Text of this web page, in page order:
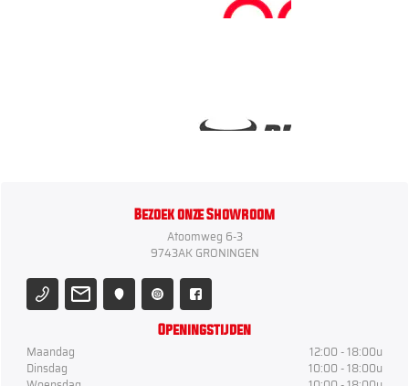
Bezoek onze Showroom
Atoomweg 6-3
9743AK GRONINGEN
Openingstijden
Maandag
12:00 - 18:00u
Dinsdag
10:00 - 18:00u